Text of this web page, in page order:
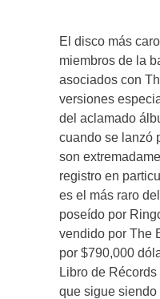
El disco más
miembros de la
asociados con
versiones
del aclamado
cuando se lanzó
son
registro en
es el más raro
poseído por
vendido por The
por $790,000
Libro de
que sigue